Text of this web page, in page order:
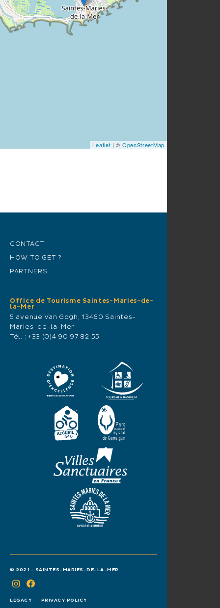
Leaflet | © OpenStreetMap
CONTACT
HOW TO GET ?
PARTNERS
Office de Tourisme Saintes-Maries-de-
la-Mer
5 avenue Van Gogh, 13460 Saintes-
Maries-de-la-Mer
Tél. : +33 (0)4 90 97 82 55
© 2021 - SAINTES-MARIES-DE-LA-MER
LEGACY PRIVACY POLICY